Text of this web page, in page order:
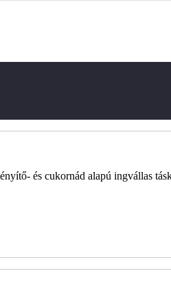
és cukornád alapú ingvállas